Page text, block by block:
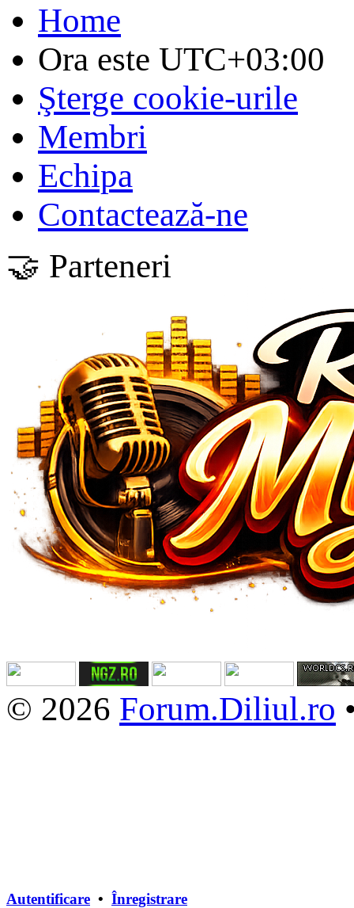
Home
Ora este UTC+03:00
Şterge cookie-urile
Membri
Echipa
Contactează-ne
🤝 Parteneri
© 2026 Forum.Diliul.ro
Autentificare • Înregistrare